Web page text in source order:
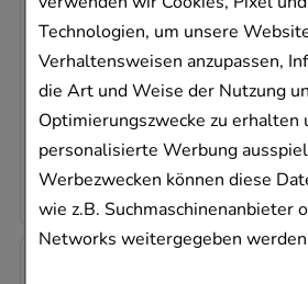
Technologien, um unsere
Verhaltensweisen anzupassen,
die Art und Weise der Nutzung
Optimierungszwecke zu erhalten
personalisierte Werbung
Werbezwecken können diese
wie z.B. Suchmaschinenanbieter
Networks weitergegeben
1 St
04812628
Sofort lieferbar
28,99 €¹
AVP: 34,51 €²
28,99 €pro 1 Stk